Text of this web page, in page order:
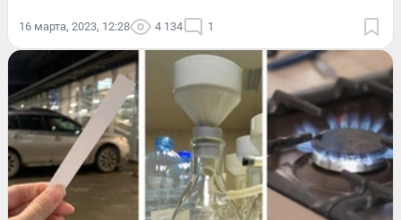
16 марта, 2023, 12:28 4 134 1